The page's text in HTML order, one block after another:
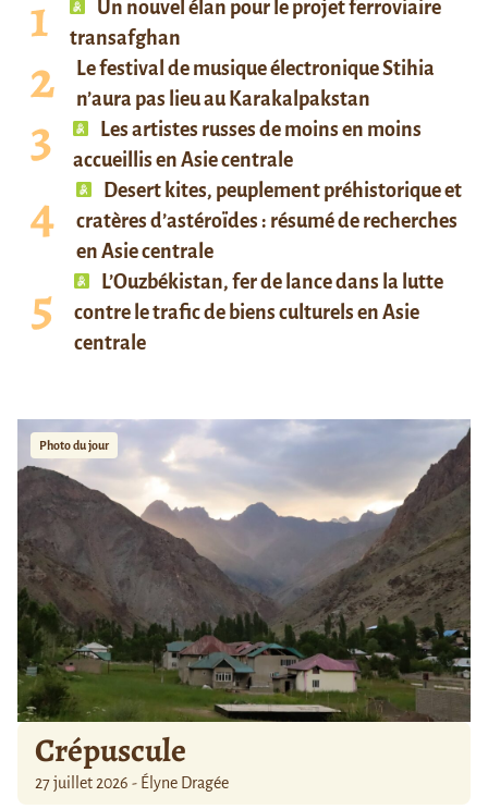
Un nouvel élan pour le projet ferroviaire
transafghan
Le festival de musique électronique Stihia
n’aura pas lieu au Karakalpakstan
Les artistes russes de moins en moins
accueillis en Asie centrale
Desert kites, peuplement préhistorique et
cratères d’astéroïdes : résumé de recherches
en Asie centrale
L’Ouzbékistan, fer de lance dans la lutte
contre le trafic de biens culturels en Asie
centrale
Photo du jour
Crépuscule
27 juillet 2026 - Élyne Dragée